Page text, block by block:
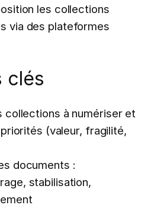
les collections
via des plateformes
clés
collections à numériser et
(valeur, fragilité,
documents :
stabilisation,